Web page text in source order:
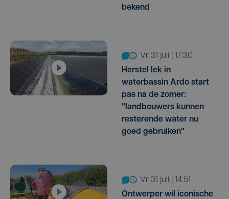
bekend
vr 31 juli | 17:30
Herstel lek in
waterbassin Ardo start
pas na de zomer:
"landbouwers kunnen
resterende water nu
goed gebruiken"
vr 31 juli | 14:51
Ontwerper wil iconische